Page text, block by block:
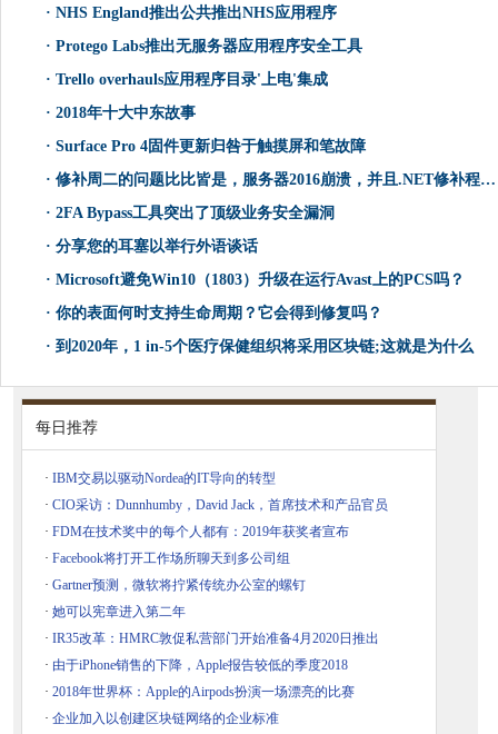
· NHS England推出公共推出NHS应用程序
· Protego Labs推出无服务器应用程序安全工具
· Trello overhauls应用程序目录'上电'集成
· 2018年十大中东故事
· Surface Pro 4固件更新归咎于触摸屏和笔故障
· 修补周二的问题比比皆是，服务器2016崩溃，并且.NET修补程序在火焰中下降
· 2FA Bypass工具突出了顶级业务安全漏洞
· 分享您的耳塞以举行外语谈话
· Microsoft避免Win10（1803）升级在运行Avast上的PCS吗？
· 你的表面何时支持生命周期？它会得到修复吗？
· 到2020年，1 in-5个医疗保健组织将采用区块链;这就是为什么
每日推荐
· IBM交易以驱动Nordea的IT导向的转型
· CIO采访：Dunnhumby，David Jack，首席技术和产品官员
· FDM在技术奖中的每个人都有：2019年获奖者宣布
· Facebook将打开工作场所聊天到多公司组
· Gartner预测，微软将拧紧传统办公室的螺钉
· 她可以宪章进入第二年
· IR35改革：HMRC敦促私营部门开始准备4月2020日推出
· 由于iPhone销售的下降，Apple报告较低的季度2018
· 2018年世界杯：Apple的Airpods扮演一场漂亮的比赛
· 企业加入以创建区块链网络的企业标准